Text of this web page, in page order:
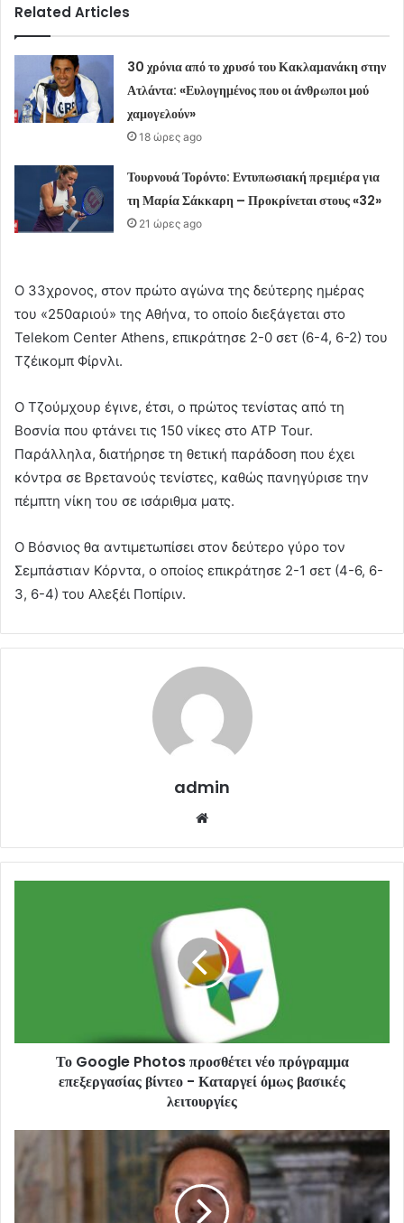
Related Articles
30 χρόνια από το χρυσό του Κακλαμανάκη στην
Ατλάντα: «Ευλογημένος που οι άνθρωποι μού
χαμογελούν»
18 ώρες ago
Τουρνουά Τορόντο: Εντυπωσιακή πρεμιέρα για
τη Μαρία Σάκκαρη – Προκρίνεται στους «32»
21 ώρες ago
Ο 33χρονος, στον πρώτο αγώνα της δεύτερης ημέρας
του «250αριού» της Αθήνα, το οποίο διεξάγεται στο
Telekom Center Athens, επικράτησε 2-0 σετ (6-4, 6-2) του
Τζέικομπ Φίρνλι.
Ο Τζούμχουρ έγινε, έτσι, ο πρώτος τενίστας από τη
Βοσνία που φτάνει τις 150 νίκες στο ATP Tour.
Παράλληλα, διατήρησε τη θετική παράδοση που έχει
κόντρα σε Βρετανούς τενίστες, καθώς πανηγύρισε την
πέμπτη νίκη του σε ισάριθμα ματς.
Ο Βόσνιος θα αντιμετωπίσει στον δεύτερο γύρο τον
Σεμπάστιαν Κόρντα, ο οποίος επικράτησε 2-1 σετ (4-6, 6-
3, 6-4) του Αλεξέι Ποπίριν.
admin
Το Google Photos προσθέτει νέο πρόγραμμα
επεξεργασίας βίντεο - Καταργεί όμως βασικές
λειτουργίες